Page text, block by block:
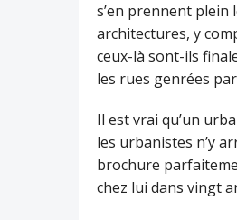
s’en prennent plein
architectures, y
ceux-là sont-ils
les rues genrées
Il est vrai qu’un
les urbanistes n’y
brochure
chez lui dans vingt